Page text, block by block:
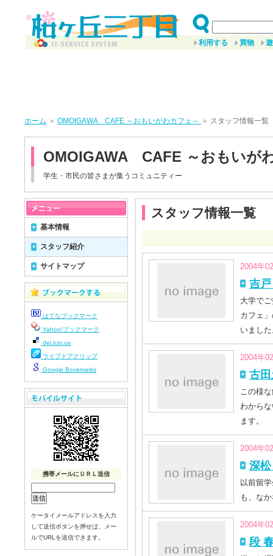
利用する 買物
ホーム ＞ OMOIGAWA CAFE ～おもいがわカフェ～ ＞ スタッフ情報一覧
OMOIGAWA CAFE ～おもいが
学生・市民の皆さまが集うコミュニティー
スタッフ情報一覧
2004年
吉
大学で
カフェ
いまし
2004年
古
この様
わから
ます。
2004年
深
以前留
も、な
2004年
段
基本情報
スタッフ紹介
サイトマップ
はてなブックマーク
Yahoo!ブックマーク
del.icio.us
ライブドアクリップ
Google Bookmarks
携帯メールにＵＲＬ送信
ケータイメールアドレスを入力
して送信ボタンを押せば、メー
ルでURLを送信できます。